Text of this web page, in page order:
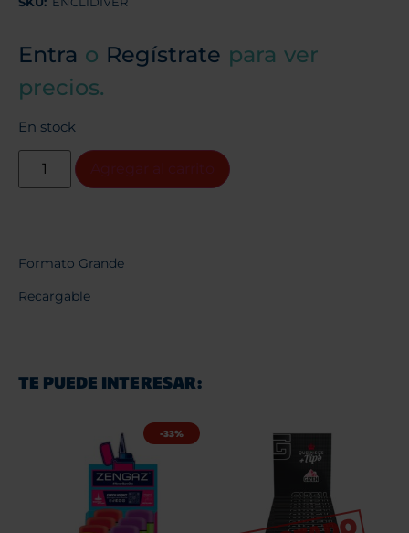
Entra o Regístrate para ver
precios.
En stock
Formato Grande
Recargable
TE PUEDE INTERESAR:
-33%